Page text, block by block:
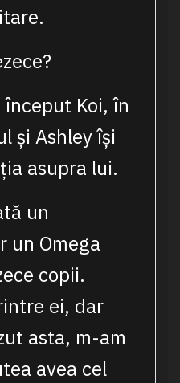
Koi, în
și Ashley își
asupra lui.
un
un Omega
copii.
ei, dar
asta, m-am
avea cel